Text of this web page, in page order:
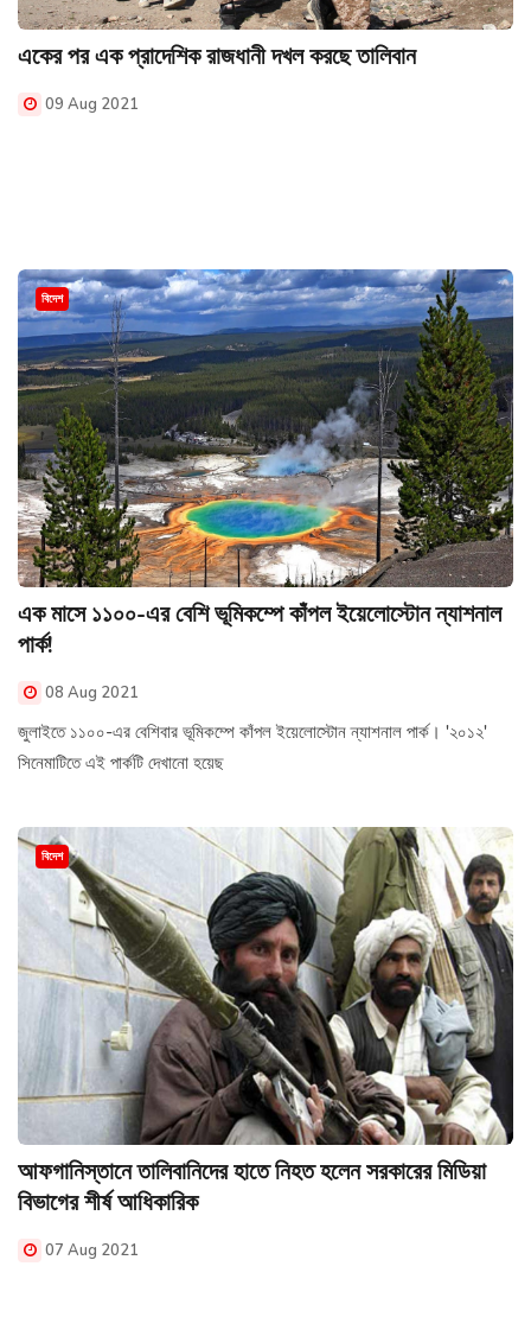
একের পর এক প্রাদেশিক রাজধানী দখল করছে তালিবান
09 Aug 2021
বিদেশ
এক মাসে ১১০০-এর বেশি ভূমিকম্পে কাঁপল ইয়েলোস্টোন ন্যাশনাল
পার্ক!
08 Aug 2021
জুলাইতে ১১০০-এর বেশিবার ভূমিকম্পে কাঁপল ইয়েলোস্টোন ন্যাশনাল পার্ক। '২০১২'
সিনেমাটিতে এই পার্কটি দেখানো হয়েছ
বিদেশ
আফগানিস্তানে তালিবানিদের হাতে নিহত হলেন সরকারের মিডিয়া
বিভাগের শীর্ষ আধিকারিক
07 Aug 2021